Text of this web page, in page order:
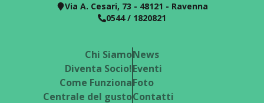
Via A. Cesari, 73 - 48121 - Ravenna
0544 / 1820821
Chi Siamo
Diventa Socio!
Come Funziona
Centrale del gusto
News
Eventi
Foto
Contatti